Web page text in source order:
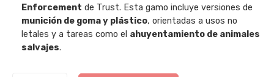
Enforcement de Trust. Esta gamo incluye versiones de
munición de goma y plástico, orientadas a usos no
letales y a tareas como el ahuyentamiento de animales
salvajes.